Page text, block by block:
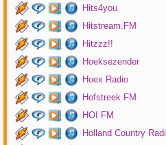
Hits4you
Hitstream.FM
Hitzzz!!
Hoeksezender
Hoex Radio
Hofstreek FM
HOI FM
Holland Country